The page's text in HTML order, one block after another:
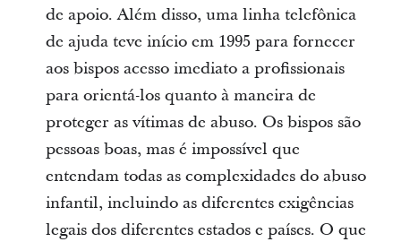
de apoio. Além disso, uma linha telefônica
de ajuda teve início em 1995 para fornecer
aos bispos acesso imediato a profissionais
para orientá-los quanto à maneira de
proteger as vítimas de abuso. Os bispos são
pessoas boas, mas é impossível que
entendam todas as complexidades do abuso
infantil, incluindo as diferentes exigências
legais dos diferentes estados e países. O que